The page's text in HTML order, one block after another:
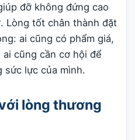
đỡ không đứng cao
Lòng tốt chân thành đặt
ai cũng có phẩm giá,
cũng cần cơ hội để
sức lực của mình.
lòng thương